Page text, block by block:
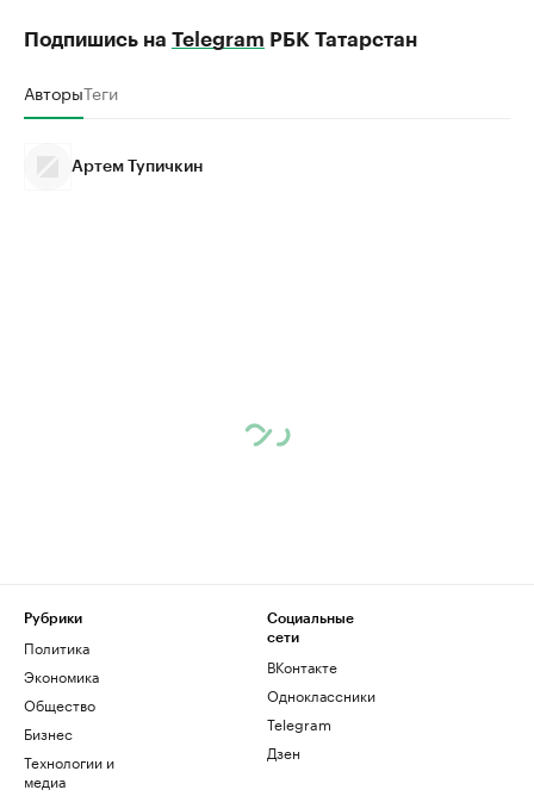
Подпишись на Telegram РБК Татарстан
АвторыТеги
Артем Тупичкин
Рубрики
Политика
Экономика
Общество
Бизнес
Технологии и
медиа
Социальные
сети
ВКонтакте
Одноклассники
Telegram
Дзен